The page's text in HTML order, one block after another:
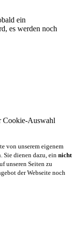
ein
es werden noch
Cookie-Auswahl
von unserem eigenem
Sie dienen dazu, ein nicht
unseren Seiten zu
der Webseite noch